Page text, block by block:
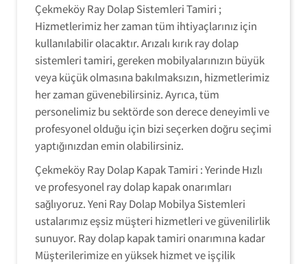
Çekmeköy Ray Dolap Sistemleri Tamiri ;
Hizmetlerimiz her zaman tüm ihtiyaçlarınız için
kullanılabilir olacaktır. Arızalı kırık ray dolap
sistemleri tamiri, gereken mobilyalarınızın büyük
veya küçük olmasına bakılmaksızın, hizmetlerimiz
her zaman güvenebilirsiniz. Ayrıca, tüm
personelimiz bu sektörde son derece deneyimli ve
profesyonel olduğu için bizi seçerken doğru seçimi
yaptığınızdan emin olabilirsiniz.
Çekmeköy Ray Dolap Kapak Tamiri : Yerinde Hızlı
ve profesyonel ray dolap kapak onarımları
sağlıyoruz. Yeni Ray Dolap Mobilya Sistemleri
ustalarımız eşsiz müşteri hizmetleri ve güvenilirlik
sunuyor. Ray dolap kapak tamiri onarımına kadar
Müşterilerimize en yüksek hizmet ve işçilik